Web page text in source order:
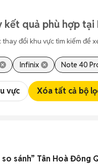
quả phù hợp tại
đổi khu vực tìm kiếm để
Infinix Note 40
vực Xóa tất cả bộ
sánh” Tân Hoà Đông